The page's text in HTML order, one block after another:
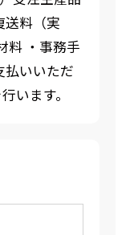
送料（実
料 ・事務手
払いいただ
います。